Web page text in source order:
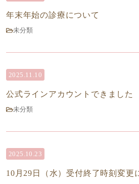
年末年始の診療について
未分類
2025.11.10
公式ラインアカウントできました
未分類
2025.10.23
10月29日（水）受付終了時刻変更